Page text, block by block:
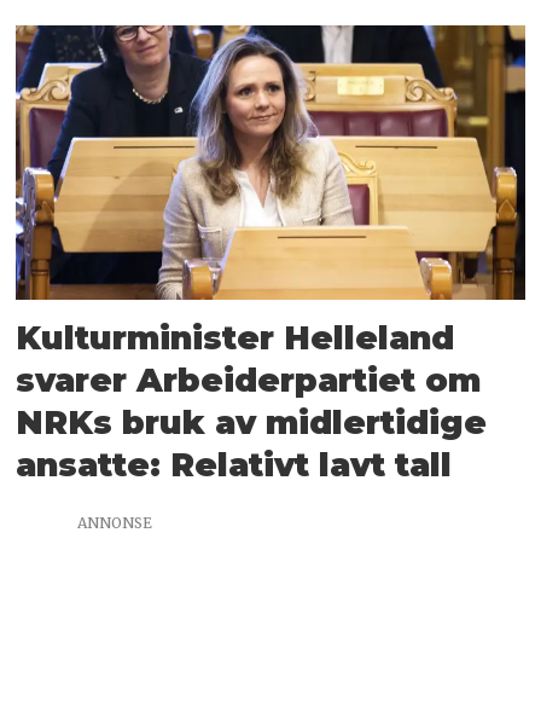
Kulturminister Helleland
svarer Arbeiderpartiet om
NRKs bruk av midlertidige
ansatte: Relativt lavt tall
ANNONSE